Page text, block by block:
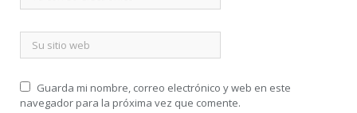
Guarda mi nombre, correo electrónico y web en este
navegador para la próxima vez que comente.